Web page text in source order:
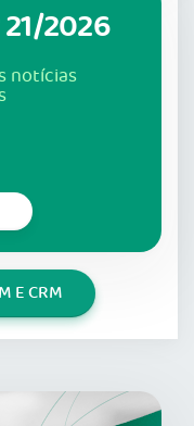
2026
notícias
E CRM